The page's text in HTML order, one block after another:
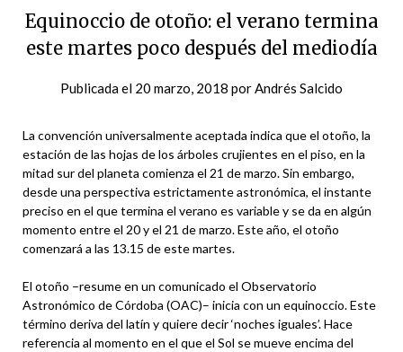
Equinoccio de otoño: el verano termina
este martes poco después del mediodía
Publicada el 20 marzo, 2018 porAndrés Salcido
La convención universalmente aceptada indica que el otoño, la
estación de las hojas de los árboles crujientes en el piso, en la
mitad sur del planeta comienza el 21 de marzo. Sin embargo,
desde una perspectiva estrictamente astronómica, el instante
preciso en el que termina el verano es variable y se da en algún
momento entre el 20 y el 21 de marzo. Este año, el otoño
comenzará a las 13.15 de este martes.
El otoño –resume en un comunicado el Observatorio
Astronómico de Córdoba (OAC)– inicia con un equinoccio. Este
término deriva del latín y quiere decir ‘noches iguales’. Hace
referencia al momento en el que el Sol se mueve encima del